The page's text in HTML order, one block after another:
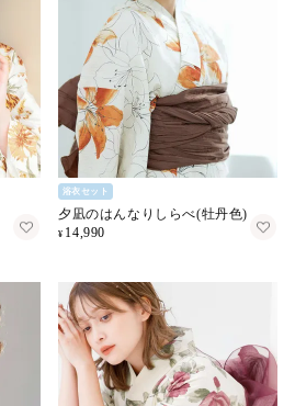
浴衣セット
夕凪のはんなりしらべ(牡丹色)
¥ 14,990